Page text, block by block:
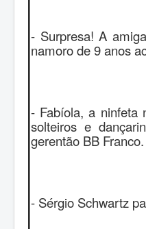
- Surpresa! A
namoro de 9 anos
- Fabíola, a ninfeta
solteiros e
gerentão BB
- Sérgio Schwartz